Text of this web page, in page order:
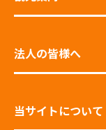
法人の皆様へ
当サイトについて